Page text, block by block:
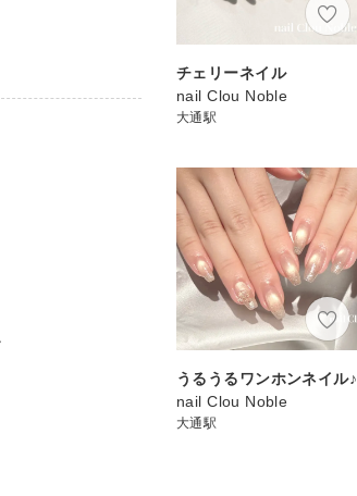
チェリーネイル
nail Clou Noble
大通駅
うるうるワンホンネイル♪
nail Clou Noble
大通駅